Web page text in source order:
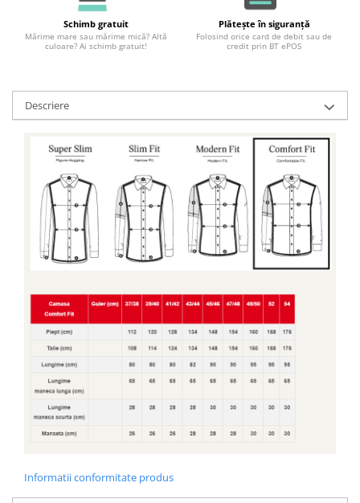
Schimb gratuit
Mărime mare sau mărime mică? Altă
culoare? Ai schimb gratuit!
Plătește în siguranță
Folosind orice card de debit sau de
credit prin BT ePOS
Descriere
Informatii conformitate produs